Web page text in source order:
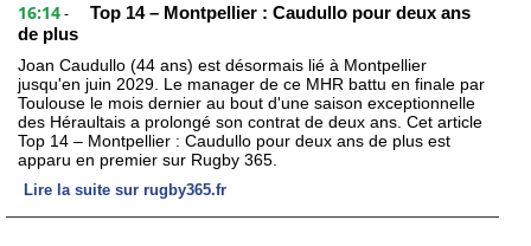
16:14 -
Top 14 – Montpellier : Caudullo pour deux ans
de plus
Joan Caudullo (44 ans) est désormais lié à Montpellier
jusqu'en juin 2029. Le manager de ce MHR battu en finale par
Toulouse le mois dernier au bout d'une saison exceptionnelle
des Héraultais a prolongé son contrat de deux ans. Cet article
Top 14 – Montpellier : Caudullo pour deux ans de plus est
apparu en premier sur Rugby 365.
Lire la suite sur rugby365.fr